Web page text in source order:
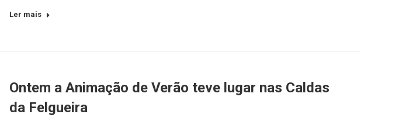
Ler mais
Ontem a Animação de Verão teve lugar nas Caldas
da Felgueira